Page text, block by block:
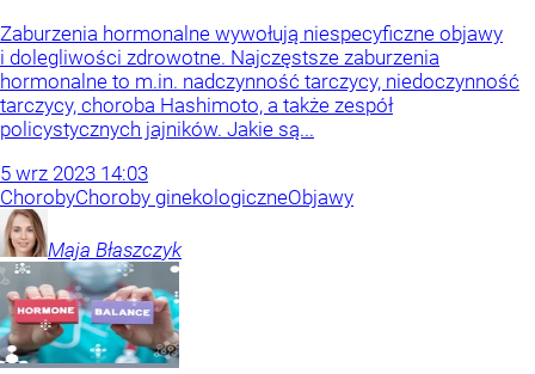
Zaburzenia hormonalne wywołują niespecyficzne objawy
i dolegliwości zdrowotne. Najczęstsze zaburzenia
hormonalne to m.in. nadczynność tarczycy, niedoczynność
tarczycy, choroba Hashimoto, a także zespół
policystycznych jajników. Jakie są...
5 wrz 2023 14:03
ChorobyChoroby ginekologiczneObjawy
Maja Błaszczyk